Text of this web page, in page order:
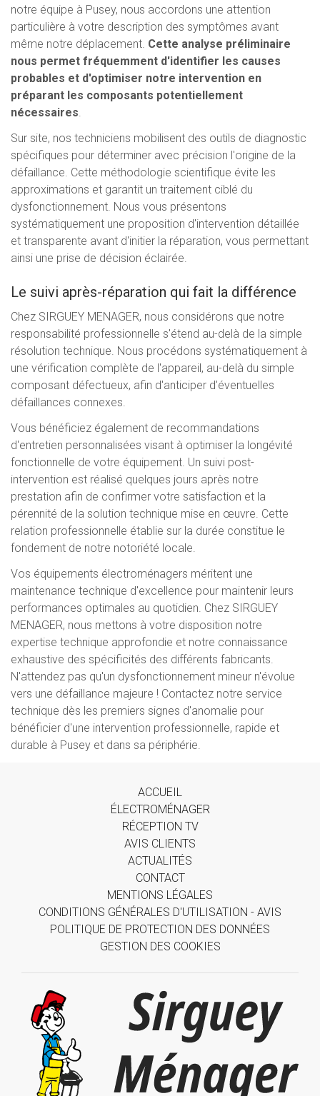
notre équipe à Pusey, nous accordons une attention
particulière à votre description des symptômes avant
même notre déplacement. Cette analyse préliminaire
nous permet fréquemment d'identifier les causes
probables et d'optimiser notre intervention en
préparant les composants potentiellement
nécessaires.
Sur site, nos techniciens mobilisent des outils de diagnostic
spécifiques pour déterminer avec précision l'origine de la
défaillance. Cette méthodologie scientifique évite les
approximations et garantit un traitement ciblé du
dysfonctionnement. Nous vous présentons
systématiquement une proposition d'intervention détaillée
et transparente avant d'initier la réparation, vous permettant
ainsi une prise de décision éclairée.
Le suivi après-réparation qui fait la différence
Chez SIRGUEY MENAGER, nous considérons que notre
responsabilité professionnelle s'étend au-delà de la simple
résolution technique. Nous procédons systématiquement à
une vérification complète de l'appareil, au-delà du simple
composant défectueux, afin d'anticiper d'éventuelles
défaillances connexes.
Vous bénéficiez également de recommandations
d'entretien personnalisées visant à optimiser la longévité
fonctionnelle de votre équipement. Un suivi post-
intervention est réalisé quelques jours après notre
prestation afin de confirmer votre satisfaction et la
pérennité de la solution technique mise en œuvre. Cette
relation professionnelle établie sur la durée constitue le
fondement de notre notoriété locale.
Vos équipements électroménagers méritent une
maintenance technique d'excellence pour maintenir leurs
performances optimales au quotidien. Chez SIRGUEY
MENAGER, nous mettons à votre disposition notre
expertise technique approfondie et notre connaissance
exhaustive des spécificités des différents fabricants.
N'attendez pas qu'un dysfonctionnement mineur n'évolue
vers une défaillance majeure ! Contactez notre service
technique dès les premiers signes d'anomalie pour
bénéficier d'une intervention professionnelle, rapide et
durable à Pusey et dans sa périphérie.
ACCUEIL
ÉLECTROMÉNAGER
RÉCEPTION TV
AVIS CLIENTS
ACTUALITÉS
CONTACT
MENTIONS LÉGALES
CONDITIONS GÉNÉRALES D'UTILISATION - AVIS
POLITIQUE DE PROTECTION DES DONNÉES
GESTION DES COOKIES